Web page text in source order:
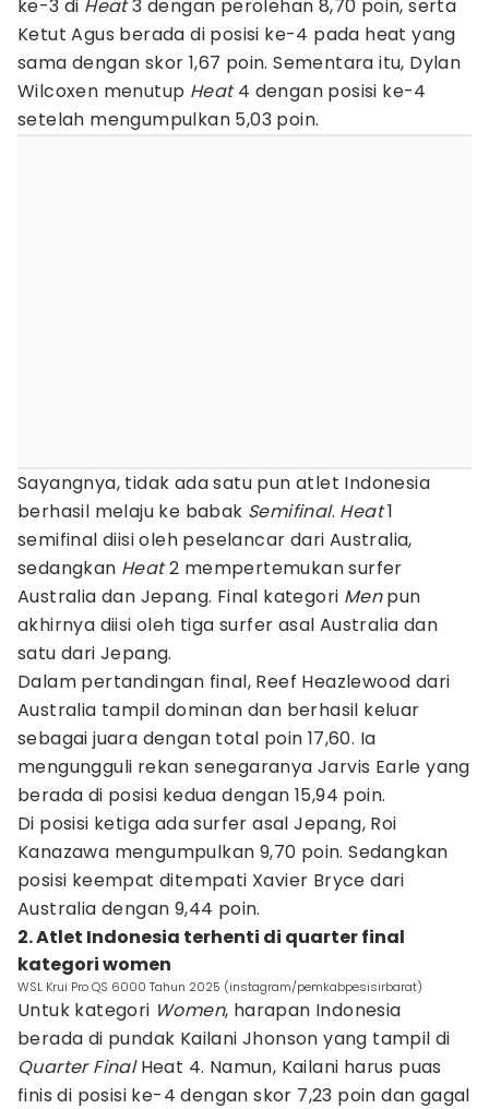
ke-3 di Heat3 dengan perolehan 8,70 poin, serta
Ketut Agus berada di posisi ke-4 pada heat yang
sama dengan skor 1,67 poin. Sementara itu, Dylan
Wilcoxen menutup Heat4 dengan posisi ke-4
setelah mengumpulkan 5,03 poin.
Sayangnya, tidak ada satu pun atlet Indonesia
berhasil melaju ke babak Semifinal. Heat1
semifinal diisi oleh peselancar dari Australia,
sedangkan Heat2 mempertemukan surfer
Australia dan Jepang. Final kategori Menpun
akhirnya diisi oleh tiga surfer asal Australia dan
satu dari Jepang.
Dalam pertandingan final, Reef Heazlewood dari
Australia tampil dominan dan berhasil keluar
sebagai juara dengan total poin 17,60. Ia
mengungguli rekan senegaranya Jarvis Earle yang
berada di posisi kedua dengan 15,94 poin.
Di posisi ketiga ada surfer asal Jepang, Roi
Kanazawa mengumpulkan 9,70 poin. Sedangkan
posisi keempat ditempati Xavier Bryce dari
Australia dengan 9,44 poin.
2. Atlet Indonesia terhenti di quarter final
kategori women
WSL Krui Pro QS 6000 Tahun 2025 (instagram/pemkabpesisirbarat)
Untuk kategori Women, harapan Indonesia
berada di pundak Kailani Jhonson yang tampil di
Quarter FinalHeat 4. Namun, Kailani harus puas
finis di posisi ke-4 dengan skor 7,23 poin dan gagal